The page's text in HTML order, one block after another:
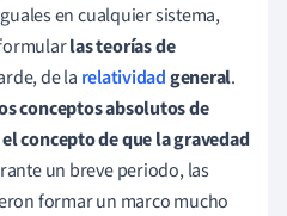
en cualquier sistema,
las teorías de
de la relatividadgeneral.
conceptos absolutos de
concepto de que la gravedad
un breve periodo, las
formar un marco mucho